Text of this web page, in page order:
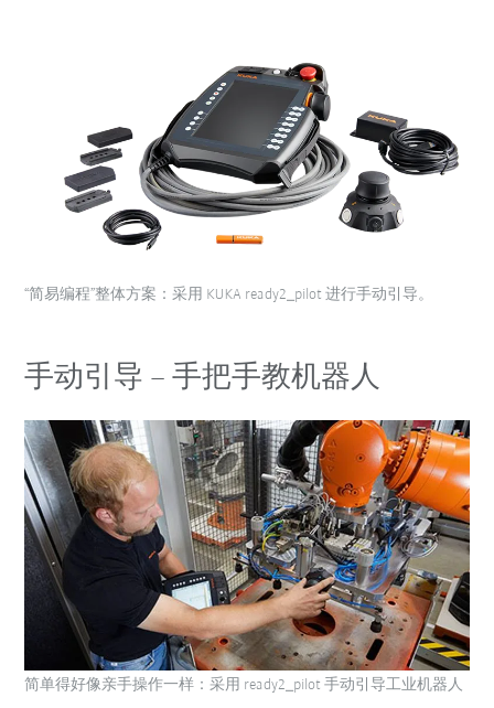
“简易编程”整体方案：采用 KUKA ready2_pilot 进行手动引导。
手动引导 – 手把手教机器人
简单得好像亲手操作一样：采用 ready2_pilot 手动引导工业机器人